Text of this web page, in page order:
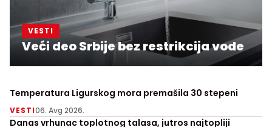
VESTI
Veći deo Srbije bez restrikcija vode
Temperatura Ligurskog mora premašila 30 stepeni
VESTI06. Avg 2026.
Danas vrhunac toplotnog talasa, jutros najtopliji